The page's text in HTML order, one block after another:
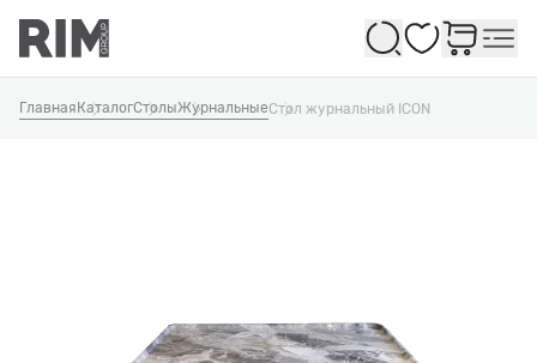
Избранное
Главная КаталогСтолыЖурнальныеСтол журнальный ICON